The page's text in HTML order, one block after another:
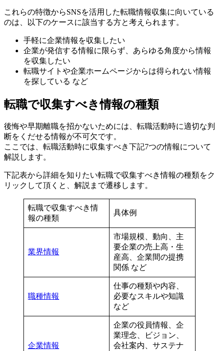
これらの特徴からSNSを活用した転職情報収集に向いている
のは、以下のケースに該当する方と考えられます。
手軽に企業情報を収集したい
企業が発信する情報に限らず、あらゆる角度から情報
を収集したい
転職サイトや企業ホームページからは得られない情報
を探している など
転職で収集すべき情報の種類
後悔や早期離職を招かないためには、転職活動時に適切な判
断をくだせる情報が不可欠です。
ここでは、転職活動時に収集すべき下記7つの情報について
解説します。
下記表から詳細を知りたい転職で収集すべき情報の種類をク
リックして頂くと、解説まで遷移します。
転職で収集すべき情
報の種類
具体例
業界情報
市場規模、動向、主
要企業の売上高・生
産高、企業間の提携
関係 など
職種情報
仕事の種類や内容、
必要なスキルや知識
など
企業情報
企業の役員情報、企
業理念、ビジョン、
会社案内、サステナ